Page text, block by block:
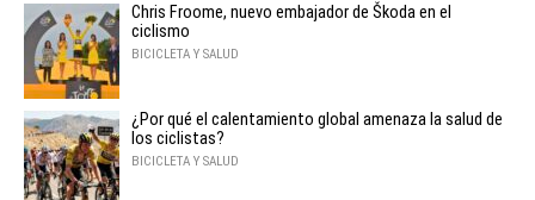
Chris Froome, nuevo embajador de Škoda en el
ciclismo
BICICLETA Y SALUD
¿Por qué el calentamiento global amenaza la salud de
los ciclistas?
BICICLETA Y SALUD